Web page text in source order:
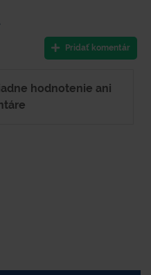
Pridať komentár
hodnotenie ani